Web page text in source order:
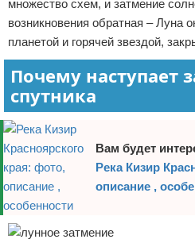
множество схем, и затмение
возникновения обратная – Луна
планетой и горячей звездой,
Почему наступает
спутника
Вам будет
Река Кизир
описание ,